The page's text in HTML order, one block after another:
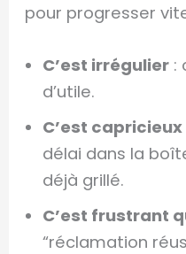
pour progresser
C’est irrégulier :
d’utile.
C’est capricieux
délai dans la
déjà grillé.
C’est frustrant
“réclamation